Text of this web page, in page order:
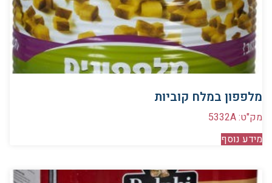
מלפפון במלח קוביות
מק"ט: 5332A
מידע נוסף